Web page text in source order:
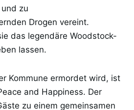
zu
Drogen vereint.
das legendäre Woodstock-
lassen.
Kommune ermordet wird, ist
and Happiness. Der
zu einem gemeinsamen